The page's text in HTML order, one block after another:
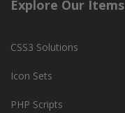
Explore Our Items
CSS3 Solutions
Icon Sets
PHP Scripts